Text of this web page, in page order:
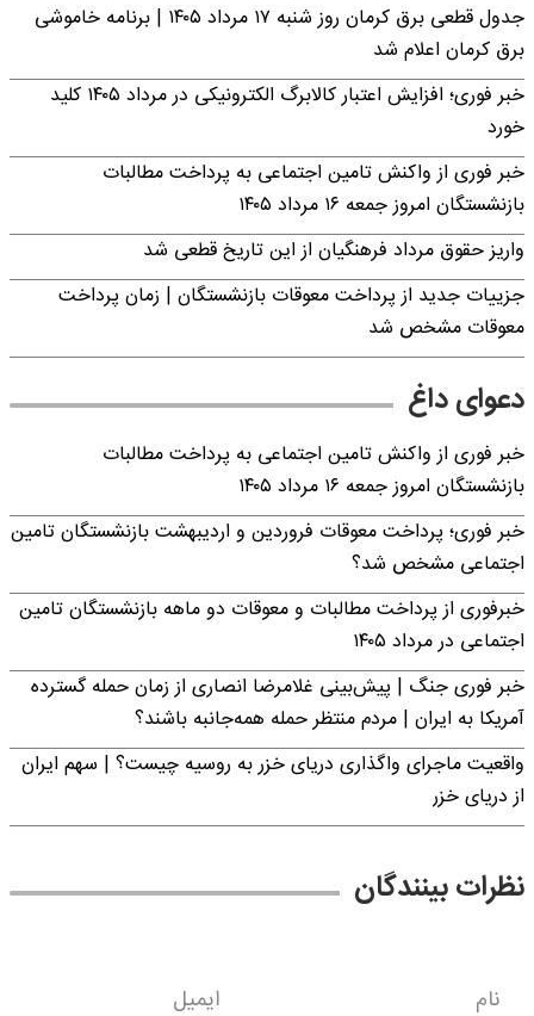
جدول قطعی برق کرمان روز شنبه ۱۷ مرداد ۱۴۰۵ | برنامه خاموشی
برق کرمان اعلام شد
خبر فوری؛ افزایش اعتبار کالابرگ الکترونیکی در مرداد ۱۴۰۵ کلید
خورد
خبر فوری از واکنش تامین اجتماعی به پرداخت مطالبات
بازنشستگان امروز جمعه ۱۶ مرداد ۱۴۰۵
واریز حقوق مرداد فرهنگیان از این تاریخ قطعی شد
جزییات جدید از پرداخت معوقات بازنشستگان | زمان پرداخت
معوقات مشخص شد
دعوای داغ
خبر فوری از واکنش تامین اجتماعی به پرداخت مطالبات
بازنشستگان امروز جمعه ۱۶ مرداد ۱۴۰۵
خبر فوری؛ پرداخت معوقات فروردین و اردیبهشت بازنشستگان تامین
اجتماعی مشخص شد؟
خبرفوری از پرداخت مطالبات و معوقات دو ماهه بازنشستگان تامین
اجتماعی در مرداد ۱۴۰۵
خبر فوری جنگ | پیش‌بینی غلامرضا انصاری از زمان حمله گسترده
آمریکا به ایران | مردم منتظر حمله همه‌جانبه باشند؟
واقعیت ماجرای واگذاری دریای خزر به روسیه چیست؟ | سهم ایران
از دریای خزر
نظرات بینندگان
نام ایمیل